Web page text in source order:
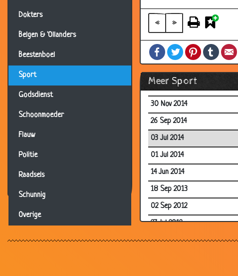
Dokters
Belgen & 'Ollanders
Beestenboel
Sport
Godsdienst
Schoonmoeder
Flauw
Politie
Raadsels
Schunnig
Overige
« »
FacebookTwitterPinterestTumblr
Meer Sport
05 Aug 2018
28 Jun 2018
03 Apr 2017
07 Feb 2017
30 Nov 2014
26 Sep 2014
03 Jul 2014
01 Jul 2014
14 Jun 2014
18 Sep 2013
02 Sep 2012
27 Jul 2012
18 Jun 2012